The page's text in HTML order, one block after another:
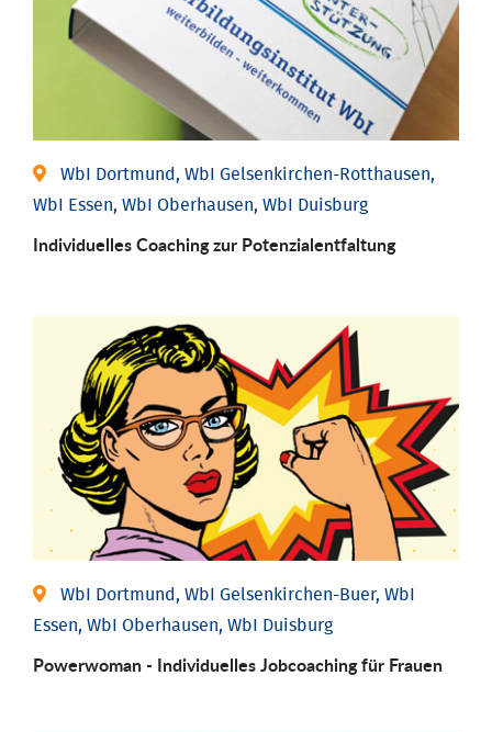
WbI Dortmund, WbI Gelsenkirchen-Rotthausen,
WbI Essen, WbI Oberhausen, WbI Duisburg
Individuelles Coaching zur Potenzialentfaltung
WbI Dortmund, WbI Gelsenkirchen-Buer, WbI
Essen, WbI Oberhausen, WbI Duisburg
Powerwoman - Individu­elles Job­coaching für Frauen